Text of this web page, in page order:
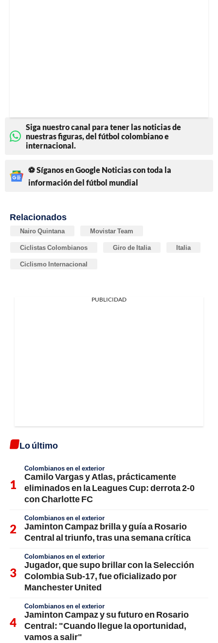
Siga nuestro canal para tener las noticias de
nuestras figuras, del fútbol colombiano e
internacional.
⚽ Síganos en Google Noticias con toda la
información del fútbol mundial
Relacionados
Nairo Quintana Movistar Team
Ciclistas Colombianos Giro de Italia Italia
Ciclismo Internacional
PUBLICIDAD
Lo último
Colombianos en el exterior
Camilo Vargas y Atlas, prácticamente
eliminados en la Leagues Cup: derrota 2-0
con Charlotte FC
Colombianos en el exterior
Jaminton Campaz brilla y guía a Rosario
Central al triunfo, tras una semana crítica
Colombianos en el exterior
Jugador, que supo brillar con la Selección
Colombia Sub-17, fue oficializado por
Manchester United
Colombianos en el exterior
Jaminton Campaz y su futuro en Rosario
Central: "Cuando llegue la oportunidad,
vamos a salir"